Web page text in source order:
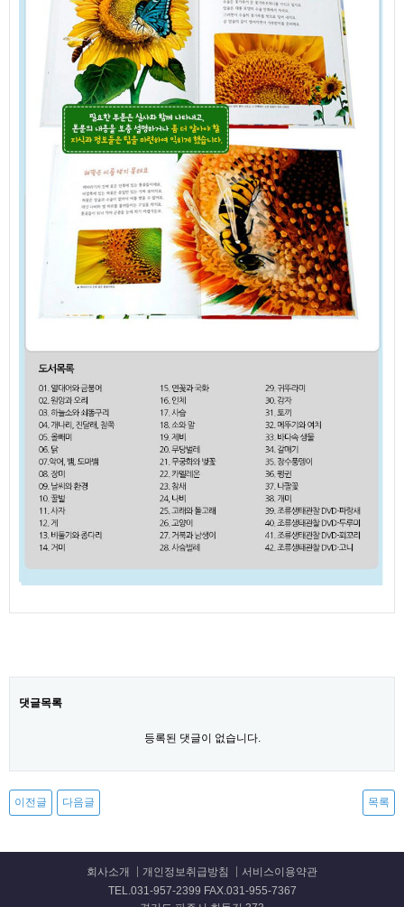
댓글목록
등록된 댓글이 없습니다.
이전글 다음글 목록
회사소개 개인정보취급방침
서비스이용약관
TEL.031-957-2399 FAX.031-955-7367